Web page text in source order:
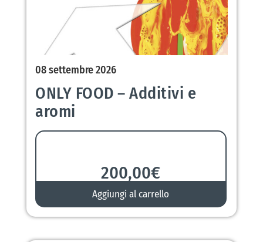
08 settembre 2026
ONLY FOOD – Additivi e
aromi
200,00€
Aggiungi al carrello